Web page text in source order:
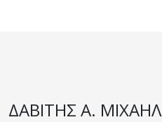
ΔΑΒΙΤΗΣ Α. ΜΙΧΑΗΛ